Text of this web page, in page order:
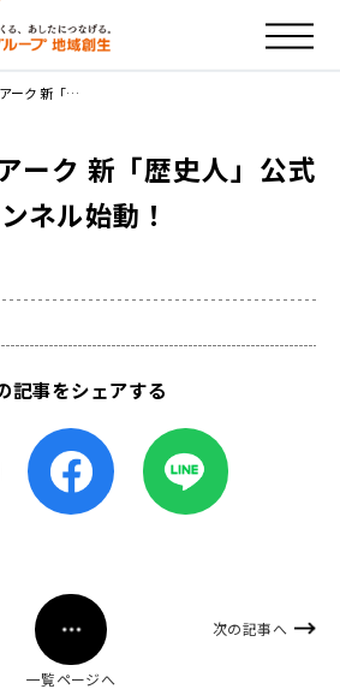
ーク 新「…
ーク 新「歴史人」公式
ネル始動！
記事をシェアする
一覧ページへ
次の記事へ